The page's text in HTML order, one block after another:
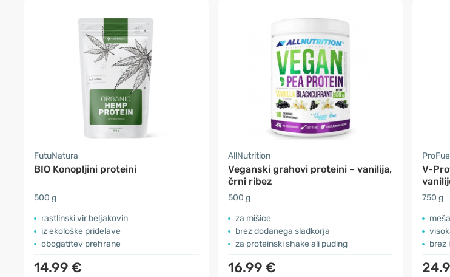
FutuNatura
BIO Konopljini proteini
500 g
​rastlinski vir beljakovin
iz ekološke pridelave
obogatitev prehrane
14.99 €
AllNutrition
Veganski grahovi proteini – vanilija,
črni ribez
500 g
za mišice
brez dodanega sladkorja
za proteinski shake ali puding
16.99 €
V-
750 g
brez